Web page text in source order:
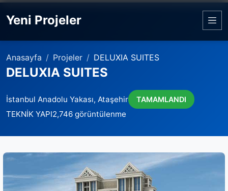
Yeni Projeler
Anasayfa Projeler DELUXIA SUITES
DELUXIA SUITES
İstanbul Anadolu Yakası, Ataşehir TAMAMLANDI
TEKNİK YAPI2,746 görüntülenme